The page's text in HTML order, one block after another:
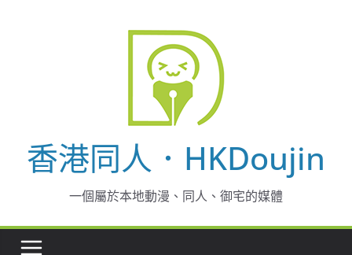
香港同人．HKDoujin
一個屬於本地動漫、同人、御宅的媒體